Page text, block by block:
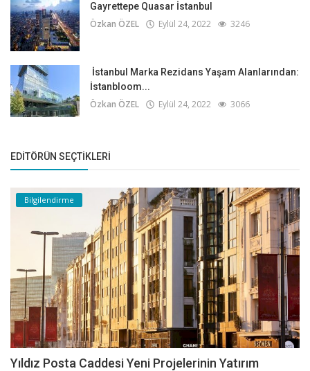
Gayrettepe Quasar İstanbul
Özkan ÖZEL Eylül 24, 2022 3246
İstanbul Marka Rezidans Yaşam Alanlarından:
İstanbloom...
Özkan ÖZEL Eylül 24, 2022 3066
EDITÖRÜN SEÇTIKLERI
Bilgilendirme
Yıldız Posta Caddesi Yeni Projelerinin Yatırım